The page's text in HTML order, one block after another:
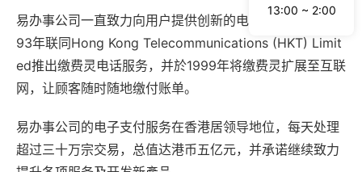
易办事公司一直致力向用户提供创新的电子支付服务。19
93年联同Hong Kong Telecommunications (HKT) Limit
ed推出缴费灵电话服务，并於1999年将缴费灵扩展至互联
网，让顾客随时随地缴付账单。
易办事公司的电子支付服务在香港居领导地位，每天处理
超过三十万宗交易，总值达港币五亿元，并承诺继续致力
13:00 ~ 2:00